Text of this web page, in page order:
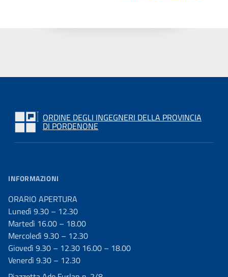
ORDINE DEGLI INGEGNERI DELLA PROVINCIA
DI PORDENONE
INFORMAZIONI
ORARIO APERTURA
Lunedì 9.30 – 12.30
Martedì 16.00 – 18.00
Mercoledì 9.30 – 12.30
Giovedì 9.30 – 12.30 16.00 – 18.00
Venerdì 9.30 – 12.30